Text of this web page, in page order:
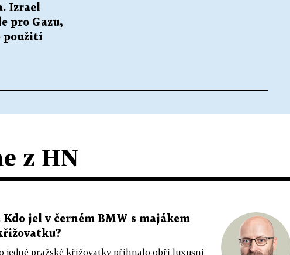
Izrael
pro Gazu,
použití
z HN
Kdo jel v černém BMW s majákem
jedné pražské křižovatky přihnalo obří luxusní